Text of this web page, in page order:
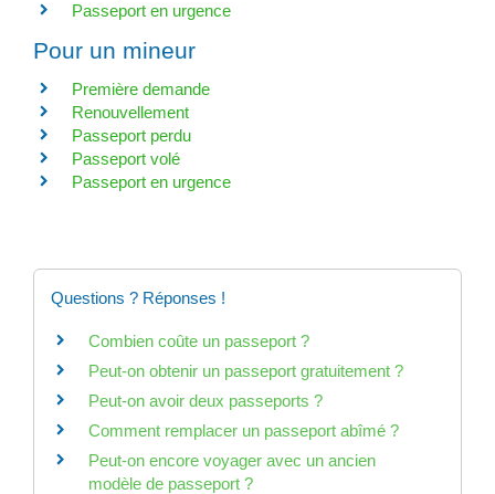
Passeport en urgence
Pour un mineur
Première demande
Renouvellement
Passeport perdu
Passeport volé
Passeport en urgence
Questions ? Réponses !
Combien coûte un passeport ?
Peut-on obtenir un passeport gratuitement ?
Peut-on avoir deux passeports ?
Comment remplacer un passeport abîmé ?
Peut-on encore voyager avec un ancien
modèle de passeport ?